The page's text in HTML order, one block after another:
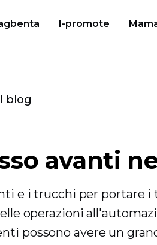
I-promote
blog
avanti
e i trucchi per portare i
operazioni
possono avere un